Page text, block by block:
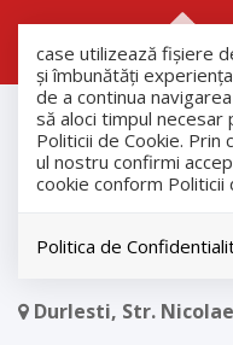
case utilizează fişiere
și îmbunătăți
de a continua
să aloci timpul necesar
Politicii de Cookie.
ul nostru confirmi
cookie conform Politicii
Politica de
Vanzare
Case
Durlesti
Durlesti
Durlesti, Str.